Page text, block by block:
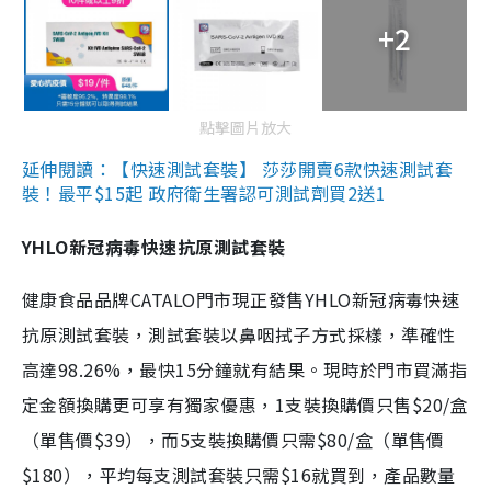
+2
點擊圖片放大
延伸閱讀：【快速測試套裝】 莎莎開賣6款快速測試套
裝！最平$15起 政府衛生署認可測試劑買2送1
YHLO新冠病毒快速抗原測試套裝
健康食品品牌CATALO門市現正發售YHLO新冠病毒快速
抗原測試套裝，測試套裝以鼻咽拭子方式採樣，準確性
高達98.26%，最快15分鐘就有結果。現時於門市買滿指
定金額換購更可享有獨家優惠，1支裝換購價只售$20/盒
（單售價$39），而5支裝換購價只需$80/盒（單售價
$180），平均每支測試套裝只需$16就買到，產品數量